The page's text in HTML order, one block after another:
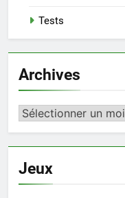
Tests
Archives
Archives
Jeux